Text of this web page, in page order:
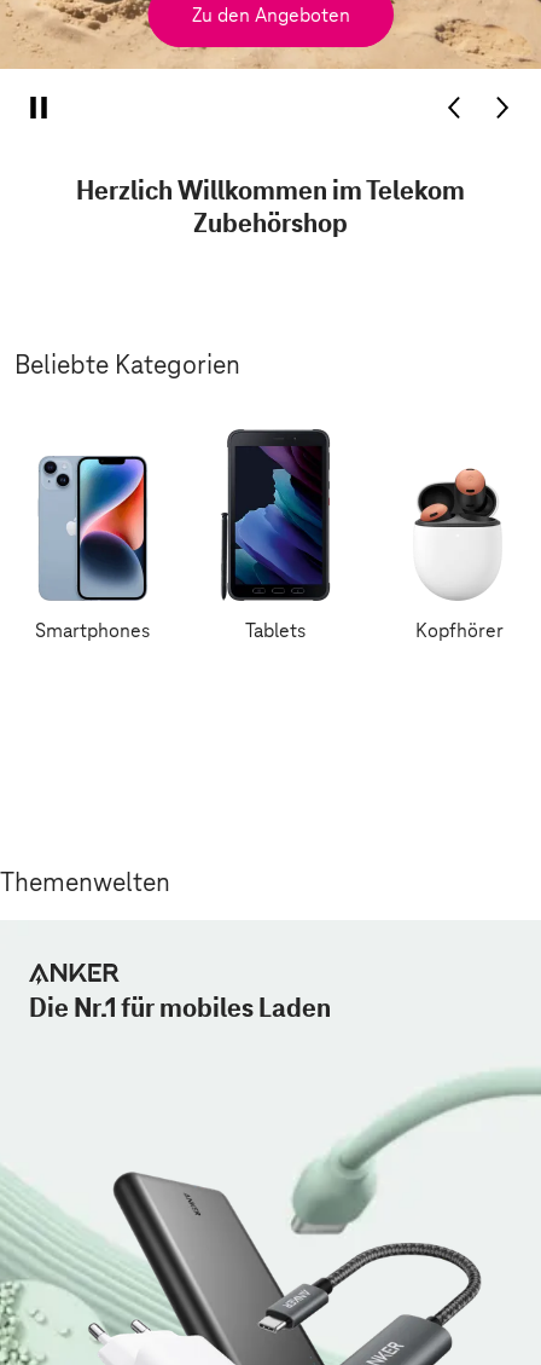
Zu den Angeboten
Herzlich Willkommen im Telekom
Zubehörshop
Beliebte Kategorien
Smartphones Tablets Kopfhörer
Themenwelten
Die Nr.1 für mobiles Laden